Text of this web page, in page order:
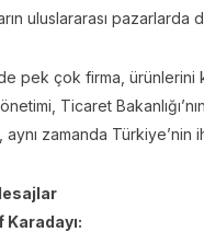
uluslararası pazarlarda
pek çok firma, ürünlerini
Ticaret
aynı zamanda